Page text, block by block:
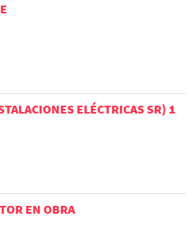
ELÉCTRICAS SR) 1
EN OBRA